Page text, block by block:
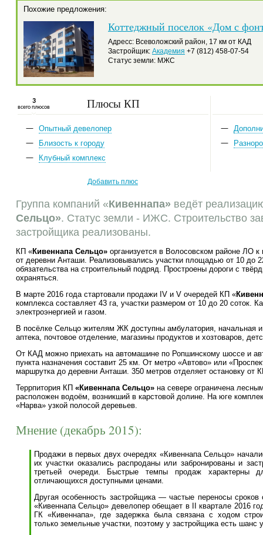
Похожие предложения:
Коттеджный поселок «Дом с
Адресс: Всеволожский район, 17 км от КАД
Застройщик: Академия +7 (812) 458-07-54
Статус земли: МЖС
Плюсы КП
3
всего плюсов
Опытный девелопер
Близость к городу
Клубный комплекс
Добавить плюс
Группа компаний «Кивеннапа» ведёт
Сельцо». Статус земли - ИЖС. Строительство
застройщика реализованы.
КП «Кивеннапа Сельцо» организуется в Волосовском районе ЛО
от деревни Анташи. Реализовывались участки площадью от 10 до
обязательства на строительный подряд. Простроены дороги с
охраняться.
В марте 2016 года стартовали продажи IV и V очередей КП «
комплекса составляет 43 га, участки размером от 10 до 20 соток.
электроэнергией и газом.
В посёлке Сельцо жителям ЖК доступны амбулатория, начальная
аптека, почтовое отделение, магазины продуктов и хозтоваров,
От КАД можно приехать на автомашине по Ропшинскому шоссе и
пункта назначения составит 25 км. От метро «Автово» или
маршрутка до деревни Анташи. 350 метров отделяет остановку от
Террпитория КП «Кивеннапа Сельцо» на севере ограничена
расположен водоём, возникший в карстовой долине. На юге
«Нарва» узкой полосой деревьев.
Мнение (декабрь 2015):
Продажи в первых двух очередях «Кивеннапа Сельцо»
их участки оказались распроданы или забронированы и
третьей очереди. Быстрые темпы продаж характерны
отличающихся доступными ценами.
Другая особенность застройщика — частые переносы
«Кивеннапа Сельцо» девелопер обещает в II квартале 2016
ГК «Кивеннапа», где задержка была связана с ходом
только земельные участки, поэтому у застройщика есть